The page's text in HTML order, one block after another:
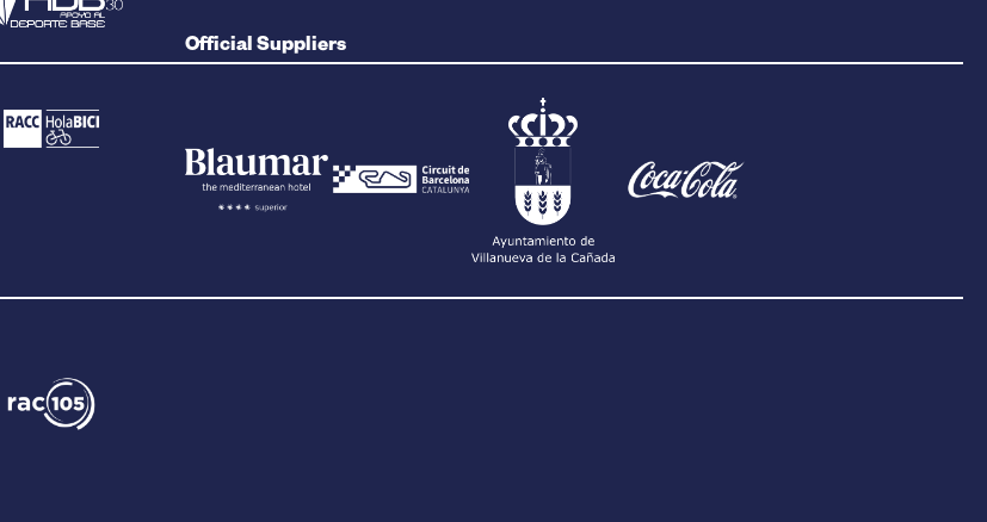
Official Suppliers